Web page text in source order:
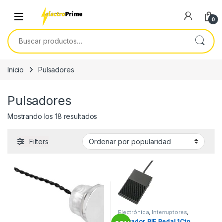
Skip to navigation
Skip to content
0
Buscar por:
Inicio Pulsadores
Pulsadores
Mostrando los 18 resultados
Filters
Electrónica, Interruptores,
Pulsadores